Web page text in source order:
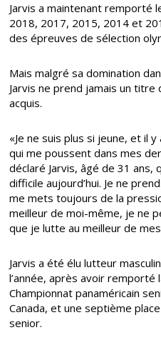
Jarvis a maintenant remporté
2018, 2017, 2015, 2014 et
des épreuves de sélection
Mais malgré sa domination
Jarvis ne prend jamais un titre
acquis.
«Je ne suis plus si jeune, et il
qui me poussent dans mes
déclaré Jarvis, âgé de 31 ans,
difficile aujourd’hui. Je ne
me mets toujours de la
meilleur de moi-même, je ne
que je lutte au meilleur de
Jarvis a été élu lutteur
l’année, après avoir remporté
Championnat panaméricain
Canada, et une septième
senior.